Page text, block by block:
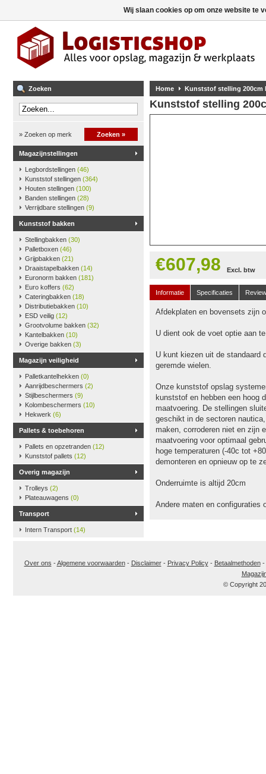
Zoeken
» Zoeken op merk Zoeken »
Magazijnstellingen
Legbordstellingen (46)
Kunststof stellingen (364)
Houten stellingen (100)
Banden stellingen (28)
Verrijdbare stellingen (9)
Kunststof bakken
Stellingbakken (30)
Palletboxen (46)
Grijpbakken (21)
Draaistapelbakken (14)
Euronorm bakken (181)
Euro koffers (62)
Cateringbakken (18)
Distributiebakken (10)
ESD veilig (12)
Grootvolume bakken (32)
Kantelbakken (10)
Overige bakken (3)
Magazijn veiligheid
Palletkantelhekken (0)
Aanrijdbeschermers (2)
Stijlbeschermers (9)
Kolombeschermers (10)
Hekwerk (6)
Pallets & toebehoren
Pallets en opzetranden (12)
Kunststof pallets (12)
Overig magazijn
Trolleys (2)
Plateauwagens (0)
Transport
Intern Transport (14)
Home Kunststof stelling 200cm
Kunststof stelling
€607,98 Excl. btw
Informatie Specificaties
Afdekplaten en bovensets zijn
U dient ook de voet optie aan
U kunt kiezen uit de standaard
geremde wielen.
Onze kunststof opslag
kunststof en hebben een hoog
maatvoering. De stellingen
geschikt in de sectoren
maken, corroderen niet en zijn
maatvoering voor optimaal
hoge temperaturen (-40c tot
demonteren en opnieuw op te
Onderruimte is altijd 20cm
Andere maten en configuraties
Over ons -Algemene voorwaarden- Disclaimer- Privacy Policy- Betaalmethoden-
© Copyright
Wij slaan cookies op om onze website te